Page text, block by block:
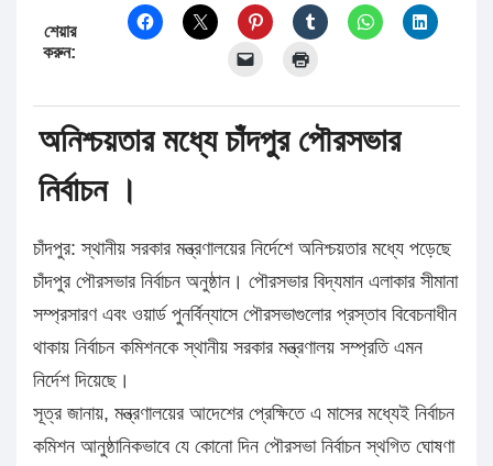
শেয়ার
করুন:
অনিশ্চয়তার মধ্যে চাঁদপুর পৌরসভার
নির্বাচন ।
চাঁদপুর: স্থানীয় সরকার মন্ত্রণালয়ের নির্দেশে অনিশ্চয়তার মধ্যে পড়েছে
চাঁদপুর পৌরসভার নির্বাচন অনুষ্ঠান। পৌরসভার বিদ্যমান এলাকার সীমানা
সম্প্রসারণ এবং ওয়ার্ড পুনর্বিন্যাসে পৌরসভাগুলোর প্রস্তাব বিবেচনাধীন
থাকায় নির্বাচন কমিশনকে স্থানীয় সরকার মন্ত্রণালয় সম্প্রতি এমন
নির্দেশ দিয়েছে।
সূত্র জানায়, মন্ত্রণালয়ের আদেশের প্রেক্ষিতে এ মাসের মধ্যেই নির্বাচন
কমিশন আনুষ্ঠানিকভাবে যে কোনো দিন পৌরসভা নির্বাচন স্থগিত ঘোষণা